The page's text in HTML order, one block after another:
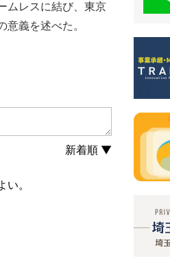
ムレスに結び、東京
義を述べた。